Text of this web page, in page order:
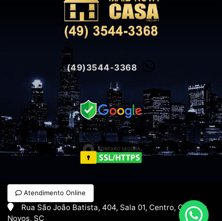
(49)3544-3368
Atendimento Online
Rua São João Batista, 404, Sala 01, Centro, Campos
Novos, SC